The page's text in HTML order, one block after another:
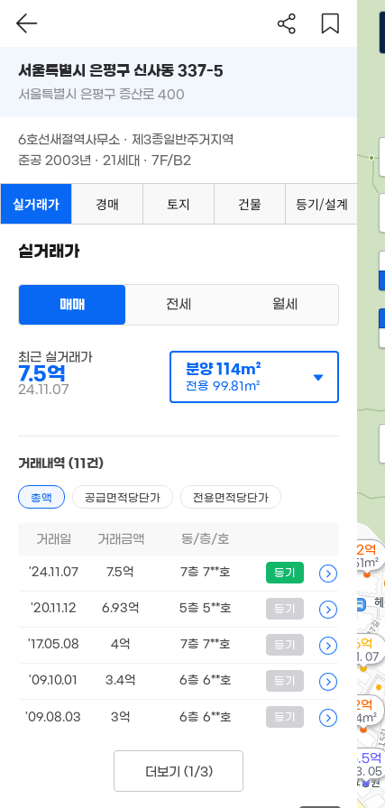
2억
34m²
2억
51m²
6억
'21. 07
5.5억
'13. 05
서울특별시 은평구 신사동 337-5
서울특별시 은평구 증산로 400
6호선새절역사무소 · 제3종일반주거지역
준공 2003년 · 21세대 · 7F/B2
실거래가 경매 토지 건물 등기/설계
실거래가
매매 전세 월세
최근 실거래가
7.5억
24.11.07
분양114m²
전용 99.81m²
거래내역 (11건)
총액 공급면적당단가 전용면적당단가
거래일 거래금액 동/층/호
'24.11.07 7.5억 7층 7**호 등기
'20.11.12 6.93억 5층 5**호 등기
'17.05.08 4억 7층 7**호 등기
'09.10.01 3.4억 6층 6**호 등기
'09.08.03 3억 6층 6**호 등기
더보기 (1/3)